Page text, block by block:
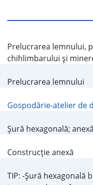
Prelucrarea lemnului,
chihlimbarului şi
Prelucrarea lemnului
Gospodărie-atelier de
Şură hexagonală;
Construcţie anexă
TIP: -Şură hexagonală